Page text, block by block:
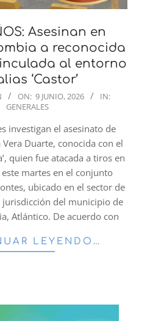
Asesinan en
a reconocida
al entorno
‘Castor’
ON: 9 JUNIO, 2026
IN:
GENERALES
investigan el asesinato de
Duarte, conocida con el
quien fue atacada a tiros en
martes en el conjunto
ubicado en el sector de
jurisdicción del municipio de
Atlántico. De acuerdo con
LEYENDO…